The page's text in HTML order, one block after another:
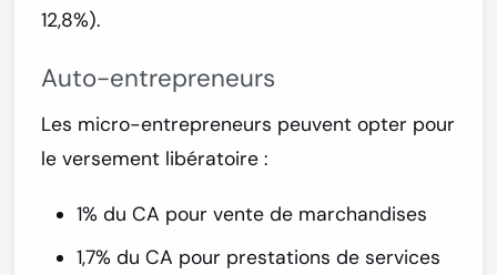
12,8%).
Auto-entrepreneurs
Les micro-entrepreneurs peuvent opter pour
le versement libératoire :
1% du CA pour vente de marchandises
1,7% du CA pour prestations de services